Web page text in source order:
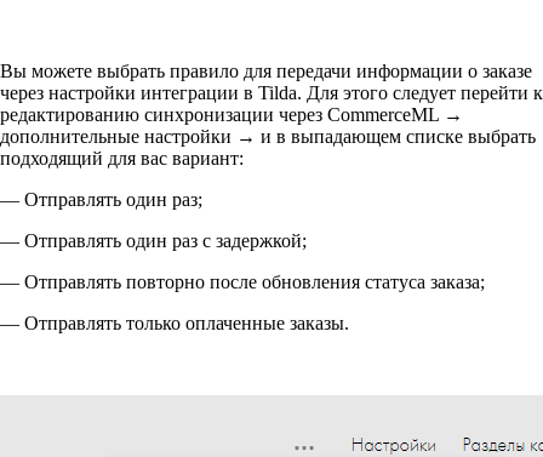
Вы можете выбрать правило для передачи информации о заказе
через настройки интеграции в Tilda. Для этого следует перейти к
редактированию синхронизации через CommerceML →
дополнительные настройки → и в выпадающем списке выбрать
подходящий для вас вариант:
— Отправлять один раз;
— Отправлять один раз с задержкой;
— Отправлять повторно после обновления статуса заказа;
— Отправлять только оплаченные заказы.